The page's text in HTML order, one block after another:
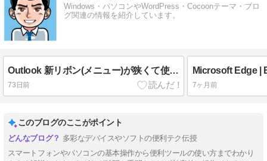
Windows・パソコンやWordPress・Cocoonテーマ・ブロ
グ関連の情報を紹介しています。
Outlook 新リボン(メニュー)が狭くて使いにくい｜広いクラシックリボンに戻す方法
73日前 7ヶ月前
このブログのここがポイント
多彩なデバイスやソフトの便利テク伝授
スマートフォンやパソコンの基本操作から便利ツールの使い方までわかり